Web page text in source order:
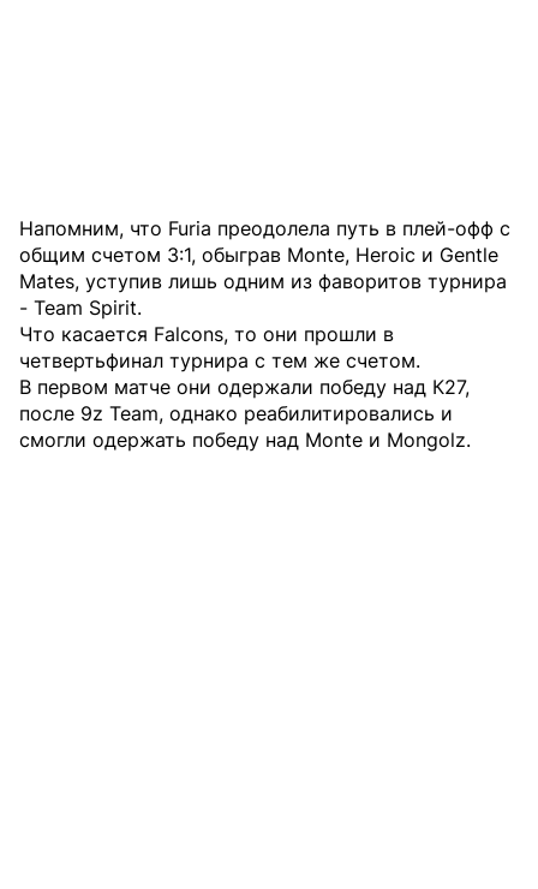
Напомним, что Furia преодолела путь в плей-офф с
общим счетом 3:1, обыграв Monte, Heroic и Gentle
Mates, уступив лишь одним из фаворитов турнира
- Team Spirit.
Что касается Falcons, то они прошли в
четвертьфинал турнира с тем же счетом.
В первом матче они одержали победу над К27,
после 9z Team, однако реабилитировались и
смогли одержать победу над Monte и Mongolz.